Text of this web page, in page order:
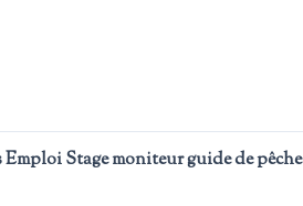
Stage moniteur guide de pêche